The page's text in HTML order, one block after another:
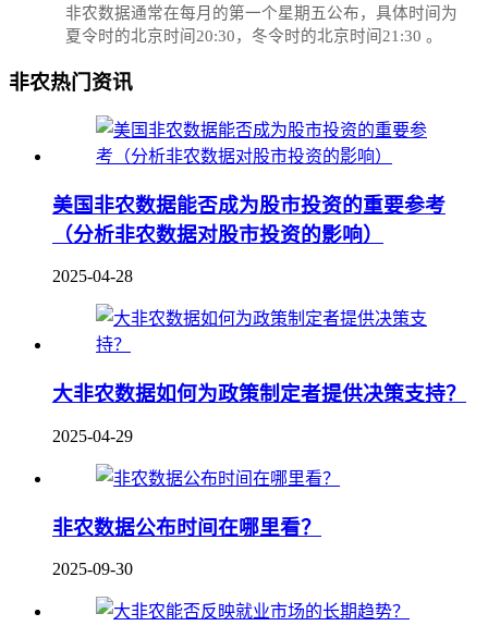
‌非农数据通常在每月的第一个星期五公布，具体时间为
夏令时的北京时间20:30，冬令时的北京时间21:30‌‌ 。
非农热门资讯
美国非农数据能否成为股市投资的重要参考
（分析非农数据对股市投资的影响）
2025-04-28
大非农数据如何为政策制定者提供决策支持？
2025-04-29
非农数据公布时间在哪里看？
2025-09-30